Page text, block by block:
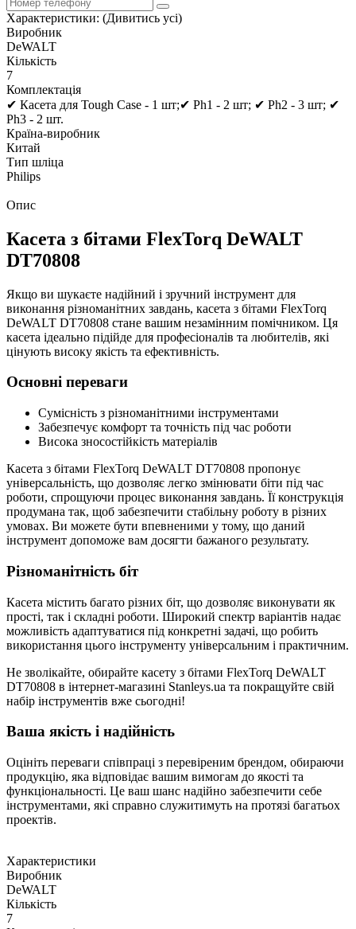
Характеристики: (Дивитись усі)
Виробник
DeWALT
Кількість
7
Комплектація
✔ Касета для Tough Case - 1 шт;✔ Рh1 - 2 шт; ✔ Рh2 - 3 шт; ✔
Рh3 - 2 шт.
Країна-виробник
Китай
Тип шліца
Philips
Опис
Касета з бітами FlexTorq DeWALT
DT70808
Якщо ви шукаєте надійний і зручний інструмент для
виконання різноманітних завдань, касета з бітами FlexTorq
DeWALT DT70808 стане вашим незамінним помічником. Ця
касета ідеально підійде для професіоналів та любителів, які
цінують високу якість та ефективність.
Основні переваги
Сумісність з різноманітними інструментами
Забезпечує комфорт та точність під час роботи
Висока зносостійкість матеріалів
Касета з бітами FlexTorq DeWALT DT70808 пропонує
універсальність, що дозволяє легко змінювати біти під час
роботи, спрощуючи процес виконання завдань. Її конструкція
продумана так, щоб забезпечити стабільну роботу в різних
умовах. Ви можете бути впевненими у тому, що даний
інструмент допоможе вам досягти бажаного результату.
Різноманітність біт
Касета містить багато різних біт, що дозволяє виконувати як
прості, так і складні роботи. Широкий спектр варіантів надає
можливість адаптуватися під конкретні задачі, що робить
використання цього інструменту універсальним і практичним.
Не зволікайте, обирайте касету з бітами FlexTorq DeWALT
DT70808 в інтернет-магазині Stanleys.ua та покращуйте свій
набір інструментів вже сьогодні!
Ваша якість і надійність
Оцініть переваги співпраці з перевіреним брендом, обираючи
продукцію, яка відповідає вашим вимогам до якості та
функціональності. Це ваш шанс надійно забезпечити себе
інструментами, які справно служитимуть на протязі багатьох
проектів.
Характеристики
Виробник
DeWALT
Кількість
7